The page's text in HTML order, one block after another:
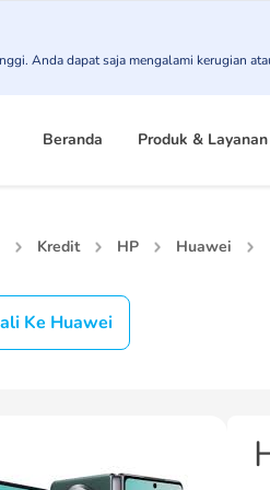
Anda dapat saja mengalami kerugian
navigation
Beranda Produk & Layanan
Kredit HP Huawei
Ke Huawei